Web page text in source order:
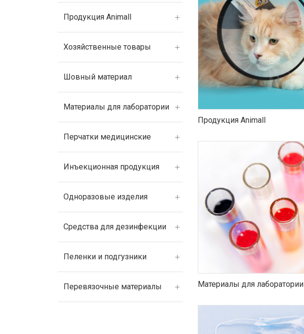
Продукция Animall
Хозяйственные товары
Шовный материал
Материалы для лаборатории
Перчатки медицинские
Инъекционная продукция
Одноразовые изделия
Средства для дезинфекции
Пеленки и подгузники
Перевязочные материалы
Продукция Animall
Материалы для лаборатории